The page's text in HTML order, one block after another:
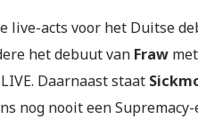
live-acts voor het Duitse
het debuut van Fraw
LIVE. Daarnaast staat
nog nooit een